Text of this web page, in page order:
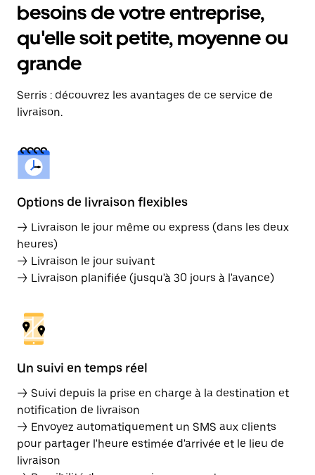
besoins de votre entreprise,
qu'elle soit petite, moyenne ou
grande
Serris : découvrez les avantages de ce service de
livraison.
Options de livraison flexibles
→ Livraison le jour même ou express (dans les deux
heures)
→ Livraison le jour suivant
→ Livraison planifiée (jusqu'à 30 jours à l'avance)
Un suivi en temps réel
→ Suivi depuis la prise en charge à la destination et
notification de livraison
→ Envoyez automatiquement un SMS aux clients
pour partager l'heure estimée d'arrivée et le lieu de
livraison